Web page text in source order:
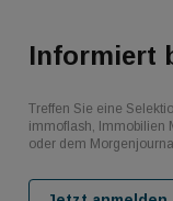
Informiert
Treffen Sie eine
immoflash, Immobilien
oder dem Morgenjournal